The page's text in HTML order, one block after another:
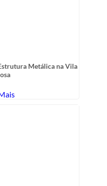
Metálica na Vila